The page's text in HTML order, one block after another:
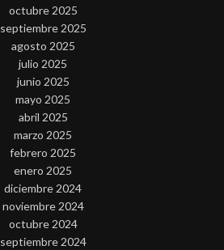
octubre 2025
septiembre 2025
agosto 2025
julio 2025
junio 2025
mayo 2025
abril 2025
marzo 2025
febrero 2025
enero 2025
diciembre 2024
noviembre 2024
octubre 2024
septiembre 2024